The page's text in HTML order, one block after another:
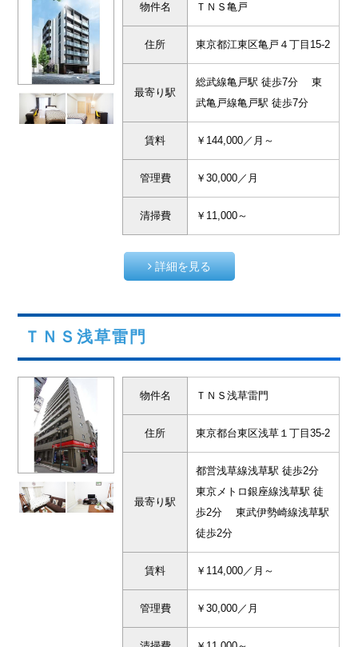
物件名 ＴＮＳ亀戸
住所 東京都江東区亀戸４丁目15-2
最寄り駅
総武線亀戸駅 徒歩7分 東
武亀戸線亀戸駅 徒歩7分
賃料 ￥144,000／月～
管理費 ￥30,000／月
清掃費 ￥11,000～
詳細を見る
ＴＮＳ浅草雷門
物件名 ＴＮＳ浅草雷門
住所 東京都台東区浅草１丁目35-2
最寄り駅
都営浅草線浅草駅 徒歩2分
東京メトロ銀座線浅草駅 徒
歩2分 東武伊勢崎線浅草駅
徒歩2分
賃料 ￥114,000／月～
管理費 ￥30,000／月